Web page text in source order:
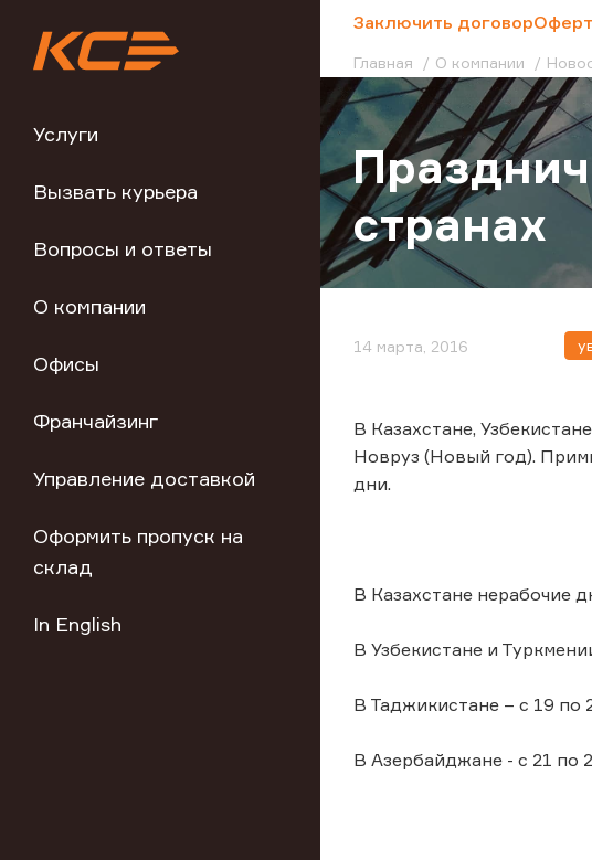
Услуги
Вызвать курьера
Вопросы и ответы
О компании
Офисы
Франчайзинг
Управление доставкой
Оформить пропуск на
склад
In English
Заключить договор
Главная О компании
странах
14 марта, 2016
В Казахстане,
Новруз (Новый год).
дни.
В Казахстане нерабочие
В Узбекистане и
В Таджикистане – с 19 по
В Азербайджане - с 21 по